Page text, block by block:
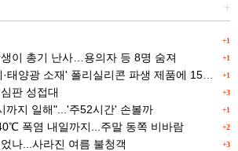
+
+1
+1
이 총기 난사…용의자 등 8명 숨져
+1
소재' 폴리실리콘 파생 제품에 15% 관세...한국 기업도 영향
+3
판 성접대
+1
까지 일해"...'주52시간' 손볼까
+2
폭염 내일까지...주말 동쪽 비바람
+3
나...사라진 여름 불청객